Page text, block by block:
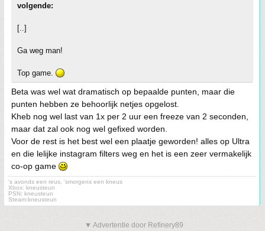
volgende:
[..]
Ga weg man!
Top game.
Beta was wel wat dramatisch op bepaalde punten, maar die
punten hebben ze behoorlijk netjes opgelost.
Kheb nog wel last van 1x per 2 uur een freeze van 2 seconden,
maar dat zal ook nog wel gefixed worden.
Voor de rest is het best wel een plaatje geworden! alles op Ultra
en die lelijke instagram filters weg en het is een zeer vermakelijk
co-op game
's avonds een reus, 'smorgens een kneus
Xbox: kneusteun
PSN: kneusteun
Steam:kneusteun
▼ Advertentie door Refinery89